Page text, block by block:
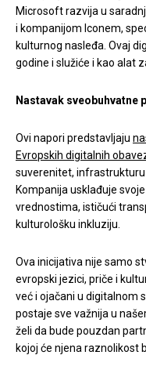
Microsoft razvija u
i kompanijom Iconem,
kulturnog nasleđa. Ovaj
godine i služiće i kao alat
Nastavak sveobuhvatne
Ovi napori predstavljaju
Evropskih digitalnih
suverenitet,
Kompanija usklađuje
vrednostima, ističući
kulturološku inkluziju.
Ova inicijativa nije samo
evropski jezici, priče i
već i ojačani u digitalnom
postaje sve važnija u
želi da bude pouzdan
kojoj će njena raznolikost